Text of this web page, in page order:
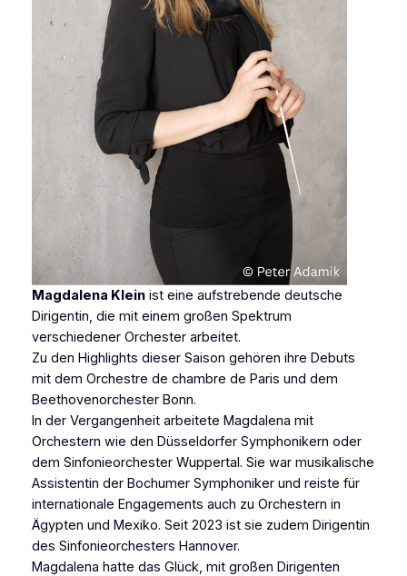
Magdalena Kleinist eine aufstrebende deutsche
Dirigentin, die mit einem großen Spektrum
verschiedener Orchester arbeitet.
Zu den Highlights dieser Saison gehören ihre Debuts
mit dem Orchestre de chambre de Paris und dem
Beethovenorchester Bonn.
In der Vergangenheit arbeitete Magdalena mit
Orchestern wie den Düsseldorfer Symphonikern oder
dem Sinfonieorchester Wuppertal. Sie war musikalische
Assistentin der Bochumer Symphoniker und reiste für
internationale Engagements auch zu Orchestern in
Ägypten und Mexiko. Seit 2023 ist sie zudem Dirigentin
des Sinfonieorchesters Hannover.
Magdalena hatte das Glück, mit großen Dirigenten